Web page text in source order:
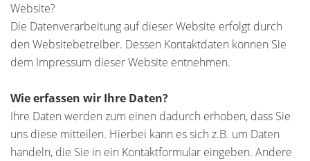
Website?
Die Datenverarbeitung auf dieser Website erfolgt durch
den Websitebetreiber. Dessen Kontaktdaten können Sie
dem Impressum dieser Website entnehmen.
Wie erfassen wir Ihre Daten?
Ihre Daten werden zum einen dadurch erhoben, dass Sie
uns diese mitteilen. Hierbei kann es sich z.B. um Daten
handeln, die Sie in ein Kontaktformular eingeben. Andere